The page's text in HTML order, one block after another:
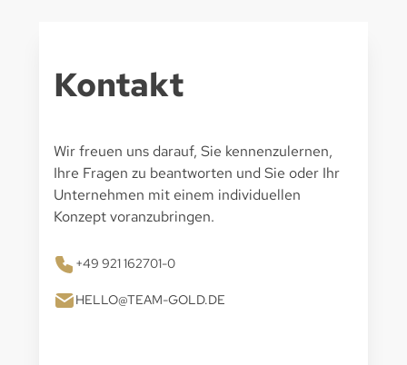
Kontakt
Wir freuen uns darauf, Sie kennenzulernen,
Ihre Fragen zu beantworten und Sie oder Ihr
Unternehmen mit einem individuellen
Konzept voranzubringen.
+49 921 162701-0
HELLO@TEAM-GOLD.DE